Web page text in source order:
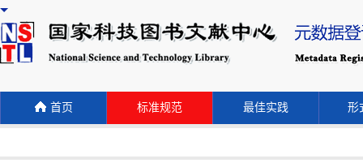
首页 标准规范 最佳实践 形